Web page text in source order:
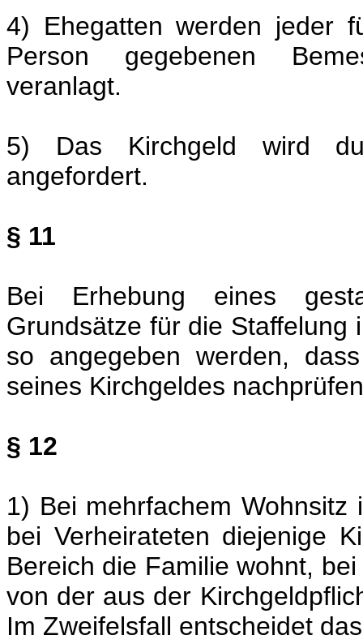
4) Ehegatten werden jeder
Person gegebenen
veranlagt.
5) Das Kirchgeld wird
angefordert.
§ 11
Bei Erhebung eines
Grundsätze für die Staffelung
so angegeben werden,
seines Kirchgeldes
§ 12
1) Bei mehrfachem
bei Verheirateten diejenige
Bereich die Familie wohnt,
von der aus der
Im Zweifelsfall entscheidet